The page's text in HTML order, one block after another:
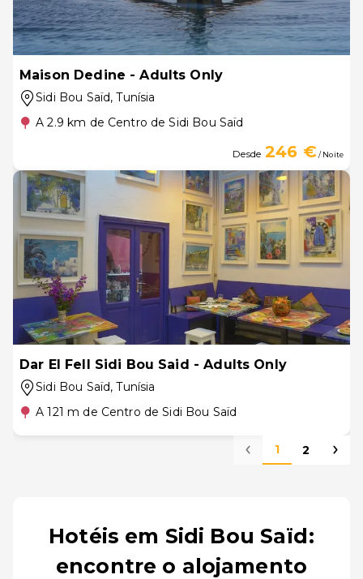
Maison Dedine - Adults Only
Sidi Bou Saïd, Tunísia
A 2.9 km de Centro de Sidi Bou Saïd
Desde 246 €/ Noite
Dar El Fell Sidi Bou Said - Adults Only
Sidi Bou Saïd, Tunísia
A 121 m de Centro de Sidi Bou Saïd
1 2
Hotéis em Sidi Bou Saïd:
encontre o alojamento